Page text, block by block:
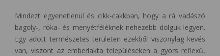
Mindezt egyenetlenül és cikk-cakkban, hogy a rá vadászó
bagoly-, róka- és menyétféléknek nehezebb dolguk legyen.
Egy adott természetes területen ezekből viszonylag kevés
van, viszont az emberlakta településeken a gyors reflexű,